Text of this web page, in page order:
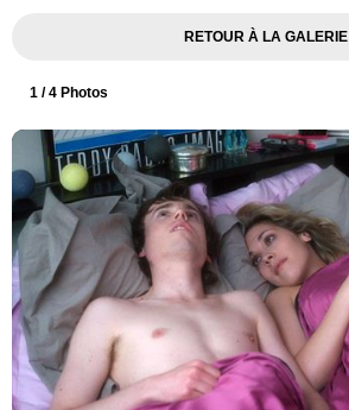
RETOUR À LA GALERIE
1 / 4 Photos